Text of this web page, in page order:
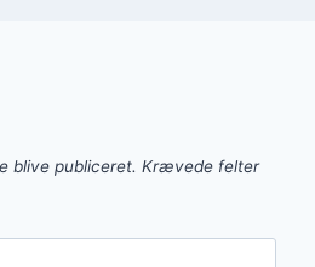
blive publiceret. Krævede felter